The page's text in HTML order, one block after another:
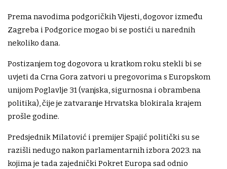
Prema navodima podgoričkih Vijesti, dogovor između
Zagreba i Podgorice mogao bi se postići u narednih
nekoliko dana.
Postizanjem tog dogovora u kratkom roku stekli bi se
uvjeti da Crna Gora zatvori u pregovorima s Europskom
unijom Poglavlje 31 (vanjska, sigurnosna i obrambena
politika), čije je zatvaranje Hrvatska blokirala krajem
prošle godine.
Predsjednik Milatović i premijer Spajić politički su se
razišli nedugo nakon parlamentarnih izbora 2023. na
kojima je tada zajednički Pokret Europa sad odnio